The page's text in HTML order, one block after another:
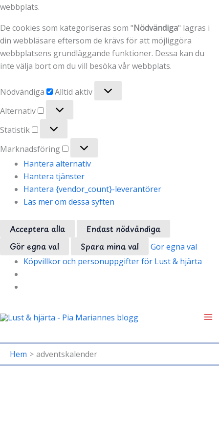
webbplats.
De cookies som kategoriseras som "Nödvändiga" lagras i
din webbläsare eftersom de krävs för att möjliggöra
webbplatsens grundläggande funktioner. Dessa kan du
inte välja bort om du vill besöka vår webbplats.
Nödvändiga
Alltid aktiv
Alternativ
Statistik
Marknadsföring
Hantera alternativ
Hantera tjänster
Hantera {vendor_count}-leverantörer
Läs mer om dessa syften
Acceptera alla
Endast nödvändiga
Gör egna val
Spara mina val
Gör egna val
Köpvillkor och personuppgifter för Lust & hjärta
till
Hem
adventskalender